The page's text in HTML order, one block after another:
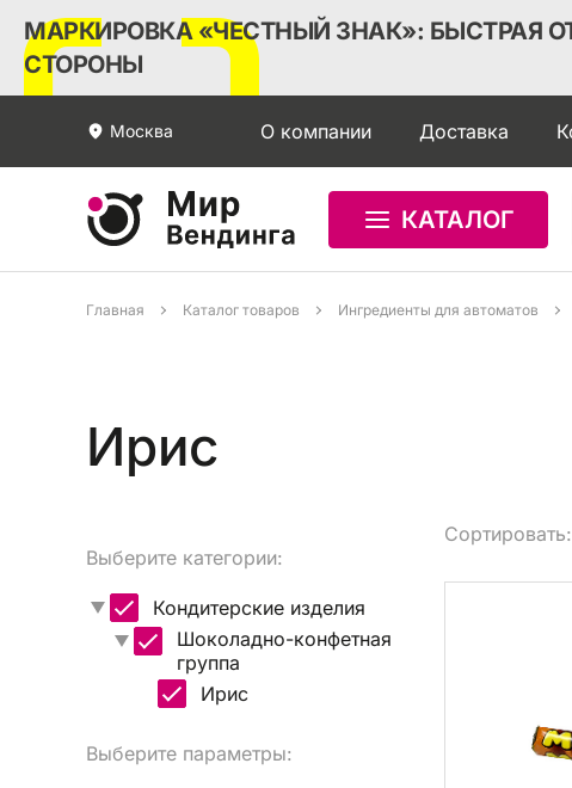
МАРКИРОВКА «ЧЕСТНЫЙ ЗНАК»: БЫСТРАЯ
СТОРОНЫ
Москва О компании Доставка
КАТАЛОГ
Главная Каталог товаров Ингредиенты для автоматов
Ирис
Выберите категории:
Кондитерские изделия
Шоколадно-конфетная
группа
Ирис
Выберите параметры:
Сортировать: